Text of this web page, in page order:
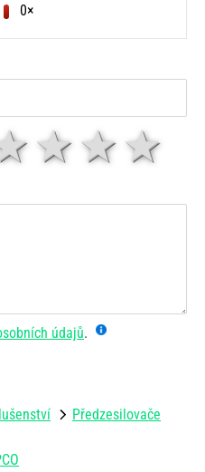
0×
4
3
2 hvězdy
hvězda
údajů.
Předzesilovače